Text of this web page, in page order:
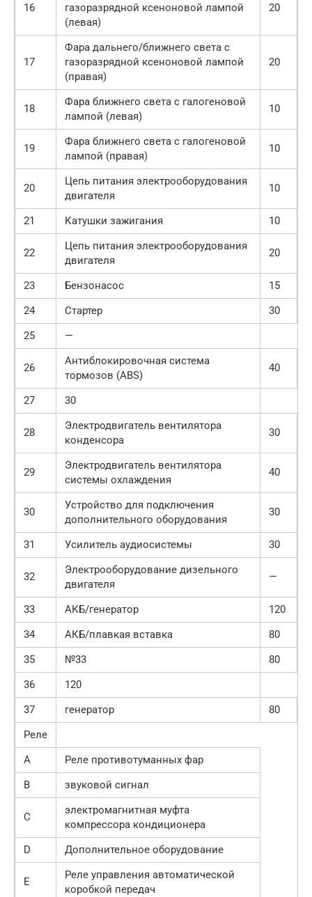
16
газоразрядной ксеноновой лампой
(левая)
20
17
Фара дальнего/ближнего света с
газоразрядной ксеноновой лампой
(правая)
20
18
Фара ближнего света с галогеновой
лампой (левая)
10
19
Фара ближнего света с галогеновой
лампой (правая)
10
20
Цепь питания электрооборудования
двигателя
10
21 Катушки зажигания 10
22
Цепь питания электрооборудования
двигателя
20
23 Бензонасос
15
24
Стартер
30
25
—
26
Антиблокировочная система
тормозов (ABS)
40
27 30
28
Электродвигатель вентилятора
конденсора
30
29
Электродвигатель вентилятора
системы охлаждения
40
30
Устройство для подключения
дополнительного оборудования
30
31 Усилитель аудиосистемы 30
32
Электрооборудование дизельного
двигателя
—
33 АКБ/генератор
120
34
АКБ/плавкая вставка
80
35
№33
80
36
120
37
генератор
80
Реле
A
Реле противотуманных фар
B
звуковой сигнал
C
электромагнитная муфта
компрессора кондиционера
D
Дополнительное оборудование
E
Реле управления автоматической
коробкой передач